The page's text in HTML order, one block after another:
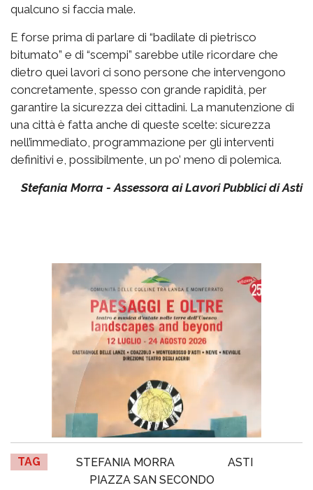
qualcuno si faccia male.
E forse prima di parlare di “badilate di pietrisco
bitumato” e di “scempi” sarebbe utile ricordare che
dietro quei lavori ci sono persone che intervengono
concretamente, spesso con grande rapidità, per
garantire la sicurezza dei cittadini. La manutenzione di
una città è fatta anche di queste scelte: sicurezza
nell’immediato, programmazione per gli interventi
definitivi e, possibilmente, un po’ meno di polemica.
Stefania Morra - Assessora ai Lavori Pubblici di Asti
TAG STEFANIA MORRA
ASTI
PIAZZA SAN SECONDO